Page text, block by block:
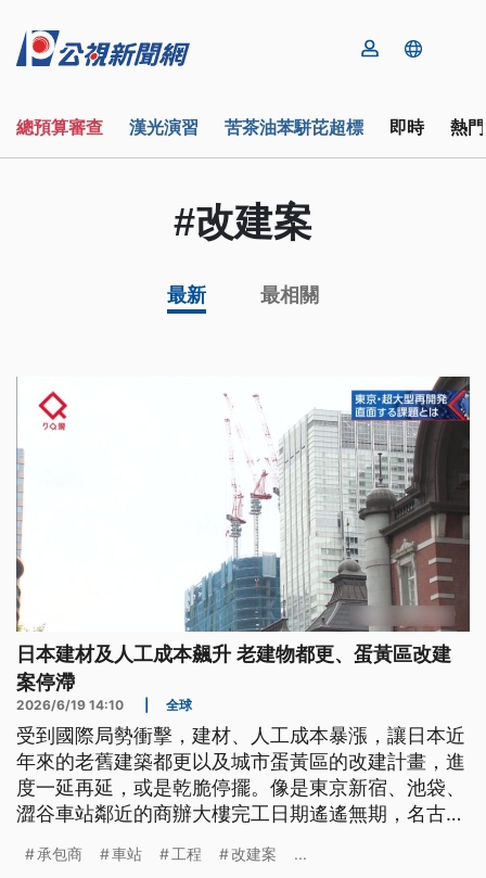
總預算審查 漢光演習 苦茶油苯駢芘超標 即時 熱
#改建案
最新 最相關
日本建材及人工成本飆升 老建物都更、蛋黃區改建
案停滯
2026/6/19 14:10 全球
受到國際局勢衝擊，建材、人工成本暴漲，讓日本近
年來的老舊建築都更以及城市蛋黃區的改建計畫，進
度一延再延，或是乾脆停擺。像是東京新宿、池袋、
澀谷車站鄰近的商辦大樓完工日期遙遙無期，名古屋
過長，成本變動增加的風險，東京有承包商利用新的
承包商 車站 工程 改建案 ...